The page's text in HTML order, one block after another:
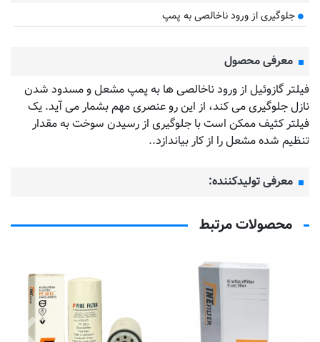
جلوگیری از ورود ناخالصی به پمپ
معرفی محصول
فیلتر گازوئیل از ورود ناخالصی ها به پمپ مشعل و مسدود شدن
نازل جلوگیری می کند، از این رو عنصری مهم بشمار می آید. یک
فیلتر کثیف ممکن است با جلوگیری از رسیدن سوخت به مقدار
تنظیم شده مشعل را از کار بیاندازد..
معرفی تولیدکننده:
محصولات مرتبط